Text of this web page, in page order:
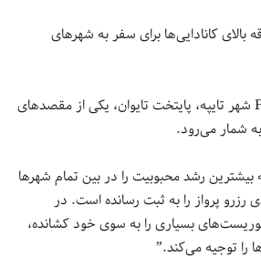
بالای کانادایی‌ها برای سفر به شهرهای
طبق اطلاعات FlightHub شهر تایپه، پایتخت تایوان، یکی از مقصدهای
شمار می‌رود.
بیشترین رشد محبوبیت را در بین تمام شهرها
88 درصدی رزرو پرواز را به ثبت رسانده است. در
بسیاری را به سوی خود کشانده،
را توجیه می‌کند.”